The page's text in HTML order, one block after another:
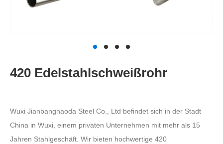
420 Edelstahlschweißrohr
Wuxi Jianbanghaoda Steel Co., Ltd befindet sich in der Stadt
China in Wuxi, einem privaten Unternehmen mit mehr als 15
Jahren Stahlgeschäft. Wir bieten hochwertige 420